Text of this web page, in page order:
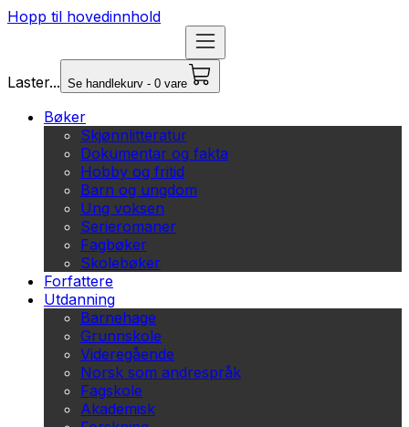
Hopp til hovedinnhold
Laster... Se handlekurv - 0 vare
Bøker
Skjønnlitteratur
Dokumentar og fakta
Hobby og fritid
Barn og ungdom
Ung voksen
Serieromaner
Fagbøker
Skolebøker
Forfattere
Utdanning
Barnehage
Grunnskole
Videregående
Norsk som andrespråk
Fagskole
Akademisk